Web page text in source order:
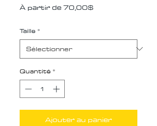
À partir de70,00$Prix
Taille *
Quantité *
Ajouter au panier